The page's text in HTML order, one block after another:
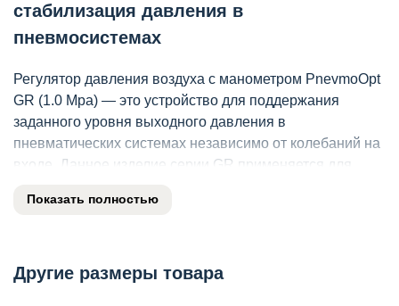
стабилизация давления в
пневмосистемах
Регулятор давления воздуха с манометром PnevmoOpt
GR (1.0 Mpa) — это устройство для поддержания
заданного уровня выходного давления в
пневматических системах независимо от колебаний на
входе. Данное изделие серии GR применяется для
магистрали сжатого воздуха. Регулятор давления
Устройство ориентировано на использование
Показать полностью
Другие размеры товара